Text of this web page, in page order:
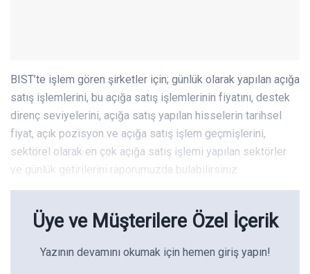
BIST’te işlem gören şirketler için; günlük olarak yapılan açığa
satış işlemlerini, bu açığa satış işlemlerinin fiyatını, destek
direnç seviyelerini, açığa satış yapılan hisselerin tarihsel
fiyat, açık pozisyon ve açığa satış işlem geçmişlerini,
sektörel olarak en çok açığa satış işlemi yapılan sektörler
ve günlük getirilerini raporumuzda bulabilirsiniz.
Üye ve Müşterilere Özel İçerik
Yazının devamını okumak için hemen giriş yapın!